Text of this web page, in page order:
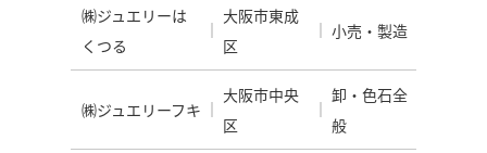
㈱ジュエリーは
くつる
大阪市東成
区
小売・製造
㈱ジュエリーフキ
大阪市中央
区
卸・色石全
般